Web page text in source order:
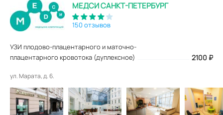
МЕДСИ САНКТ-ПЕТЕРБУРГ
150 отзывов
УЗИ плодово-плацентарного и маточно-
плацентарного кровотока (дуплексное)
2100 ₽
ул. Марата, д. 6.